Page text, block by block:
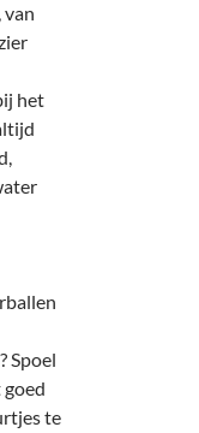
van
het
Spoel
te